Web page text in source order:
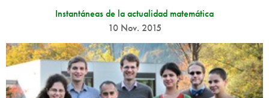
Instantáneas de la actualidad matemática
10 Nov. 2015